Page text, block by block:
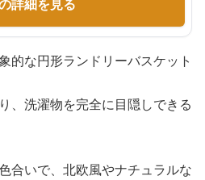
詳細を見る
的な円形ランドリーバスケット
、洗濯物を完全に目隠しできる
合いで、北欧風やナチュラルな